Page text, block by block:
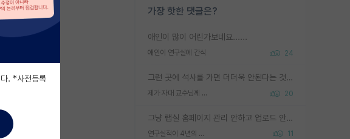
가장 핫한 댓글은?
애인이 많이 어린가보네요......
애인이 연구실에 간식 24
그런 곳에 석사를 가면 더더욱 안된다는 것을 깨달으시면 된겁니다!
제가 자대 교수님께 무례하게 행동한 걸까요? 20
그냥 랩실 홈페이지 관리 안하고 업로드 안한거 아님?
연구실적이 4년의 공백이 있는거 어떻게 생각하냐 11
. *사전등록